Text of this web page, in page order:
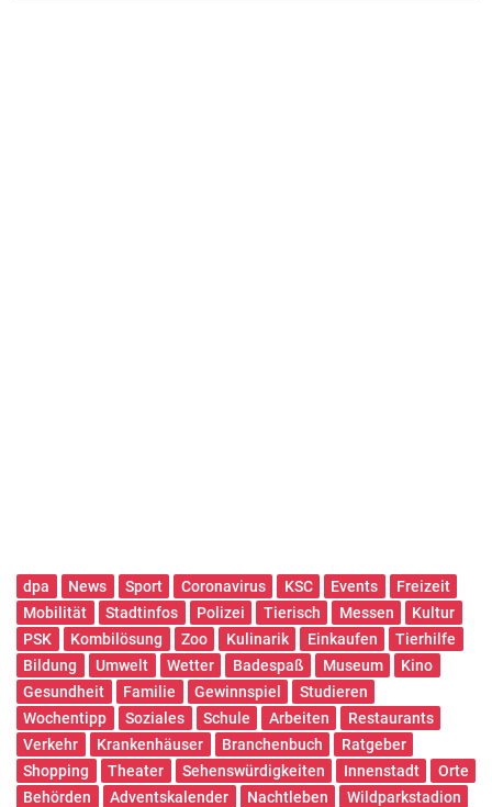
dpa News Sport Coronavirus KSC Events
Freizeit
Mobilität
Stadtinfos Polizei Tierisch Messen
Kultur
PSK
Kombilösung Zoo Kulinarik Einkaufen
Tierhilfe
Bildung
Umwelt Wetter Badespaß Museum
Kino
Gesundheit
Familie Gewinnspiel
Studieren
Wochentipp
Soziales Schule Arbeiten
Restaurants
Verkehr
Krankenhäuser Branchenbuch
Ratgeber
Shopping
Theater Sehenswürdigkeiten Innenstadt
Orte
Behörden
Adventskalender Nachtleben
Wildparkstadion